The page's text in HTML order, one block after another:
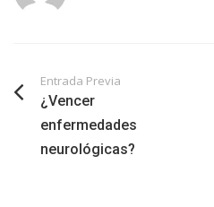
Entrada Previa
¿Vencer
enfermedades
neurológicas?